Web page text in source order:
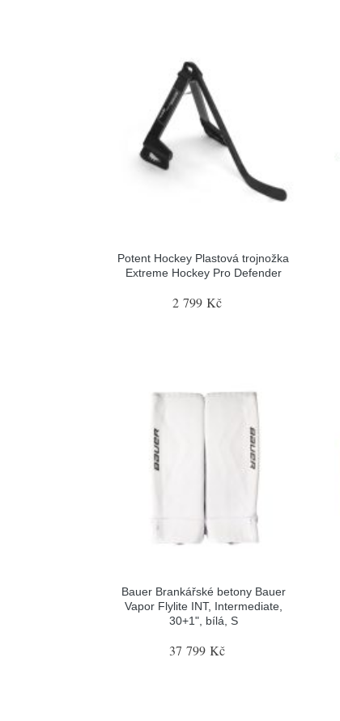
Potent Hockey Plastová trojnožka
Extreme Hockey Pro Defender
2 799 Kč
Bauer Brankářské betony Bauer
Vapor Flylite INT, Intermediate,
30+1", bílá, S
37 799 Kč